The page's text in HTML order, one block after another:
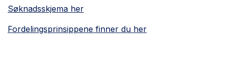
Søknadsskjema her
Fordelingsprinsippene finner du her